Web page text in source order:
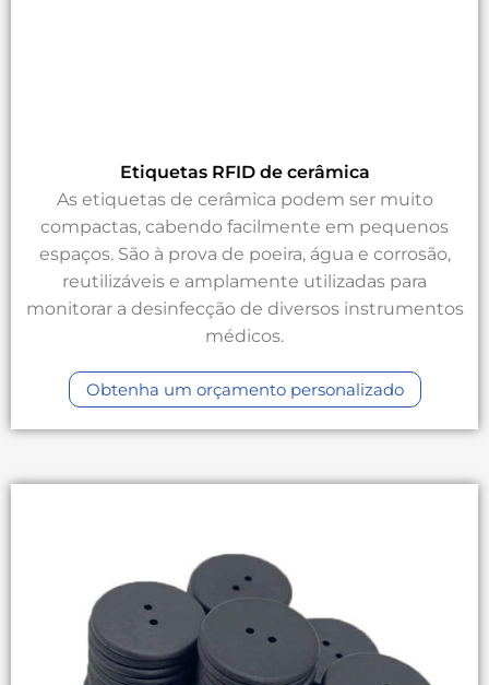
Etiquetas RFID de cerâmica
As etiquetas de cerâmica podem ser muito
compactas, cabendo facilmente em pequenos
espaços. São à prova de poeira, água e corrosão,
reutilizáveis e amplamente utilizadas para
monitorar a desinfecção de diversos instrumentos
médicos.
Obtenha um orçamento personalizado